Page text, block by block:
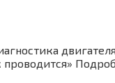
проводится»